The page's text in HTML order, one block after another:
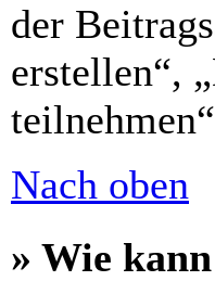
der
erstellen“,
Nach oben
» Wie